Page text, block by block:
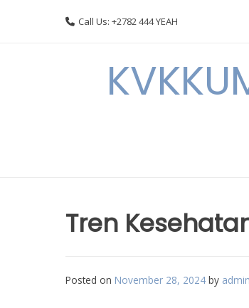
Call Us: +2782 444 YEAH
Tren
Posted on November 28, 2024 by